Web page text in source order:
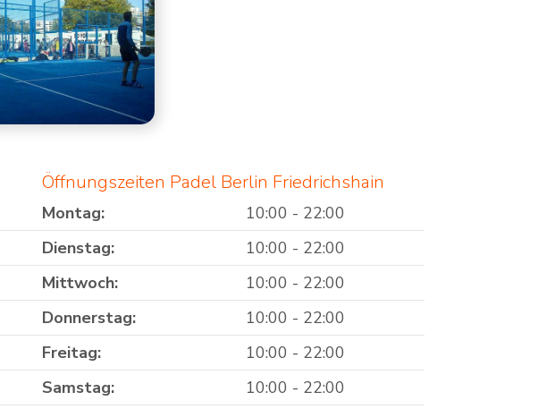
Öffnungszeiten Padel Berlin Friedrichshain
Montag:
10:00 - 22:00
Dienstag:
10:00 - 22:00
Mittwoch:
10:00 - 22:00
Donnerstag:
10:00 - 22:00
Freitag:
10:00 - 22:00
Samstag:
10:00 - 22:00